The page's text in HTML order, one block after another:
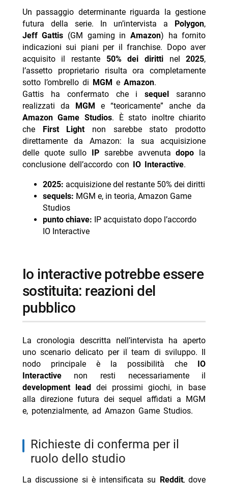
Un passaggio determinante riguarda la gestione
futura della serie. In un’intervista a Polygon,
Jeff Gattis (GM gaming in Amazon) ha fornito
indicazioni sui piani per il franchise. Dopo aver
acquisito il restante 50% dei dirittinel2025,
l’assetto proprietario risulta ora completamente
sotto l’ombrello di MGM e Amazon.
Gattis ha confermato che isequel saranno
realizzati da MGM e “teoricamente” anche da
Amazon Game Studios. È stato inoltre chiarito
che First Lightnon sarebbe stato prodotto
direttamente da Amazon: la sua acquisizione
delle quote sullo IP sarebbe avvenutadopo la
conclusione dell’accordo con IO Interactive.
2025: acquisizione del restante 50% dei diritti
sequels: MGM e, in teoria, Amazon Game
Studios
punto chiave: IP acquistato dopo l’accordo
IO Interactive
io interactive potrebbe essere
sostituita: reazioni del
pubblico
La cronologia descritta nell’intervista ha aperto
uno scenario delicato per il team di sviluppo. Il
nodo principale è la possibilità che
IO
Interactivenon resti necessariamente il
development lead
dei prossimi giochi, in base
alla direzione futura dei sequel affidati a MGM
e, potenzialmente, ad Amazon Game Studios.
richieste di conferma per il
ruolo dello studio
La discussione si è intensificata su Reddit, dove